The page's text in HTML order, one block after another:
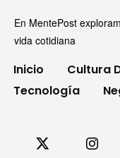
En MentePost
vida cotidiana
Inicio Cultura
Tecnología